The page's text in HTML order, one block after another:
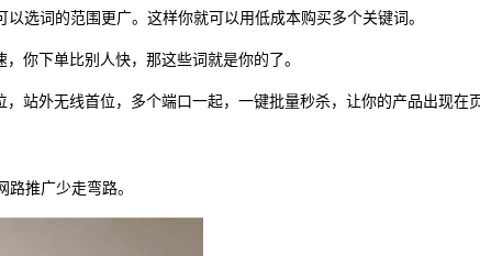
以选词的范围更广。这样你就可以用低成本购买多个关键词。
你下单比别人快，那这些词就是你的了。
站外无线首位，多个端口一起，一键批量秒杀，让你的产品出现在
路推广少走弯路。